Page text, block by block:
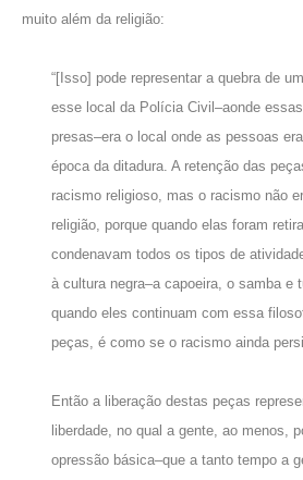
muito além da religião:
“[Isso] pode representar a quebra de
esse local da Polícia Civil–aonde
presas–era o local onde as pessoas
época da ditadura. A retenção das
racismo religioso, mas o racismo não
religião, porque quando elas foram
condenavam todos os tipos de
à cultura negra–a capoeira, o samba e
quando eles continuam com essa
peças, é como se o racismo ainda
Então a liberação destas peças
liberdade, no qual a gente, ao menos,
opressão básica–que a tanto tempo a